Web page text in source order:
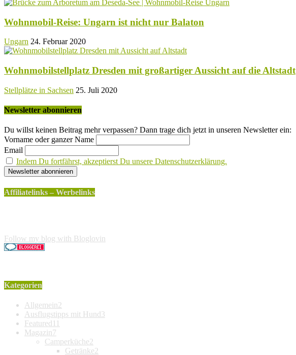
Wohnmobil-Reise: Ungarn ist nicht nur Balaton
Ungarn 24. Februar 2020
Wohnmobilstellplatz Dresden mit großartiger Aussicht auf die Altstadt
Stellplätze in Sachsen 25. Juli 2020
Newsletter abonnieren
Du willst keinen Beitrag mehr verpassen? Dann trage dich jetzt in unseren Newsletter ein:
Vorname oder ganzer Name
Email
Indem Du fortfährst, akzeptierst Du unsere Datenschutzerklärung.
Affiliatelinks – Werbelinks
Follow my blog with Bloglovin
Kategorien
Allgemein2
Ausflugstipps mit Hund3
Featured 11
Magazin7
Camperküche2
Getränke2